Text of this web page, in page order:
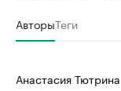
АвторыТеги
Анастасия Тютрина